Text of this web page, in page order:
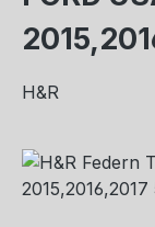
H&R
Bildergalerie